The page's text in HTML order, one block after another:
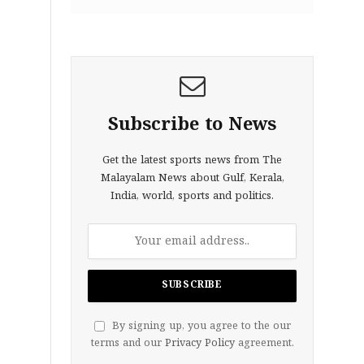
Subscribe to News
Get the latest sports news from The
Malayalam News about Gulf, Kerala,
India, world, sports and politics.
By signing up, you agree to the our
terms and our Privacy Policyagreement.